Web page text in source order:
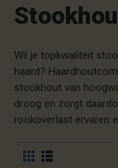
Wil je topkwaliteit
haard?
stookhout van
droog en zorgt
rookoverlast ervaren